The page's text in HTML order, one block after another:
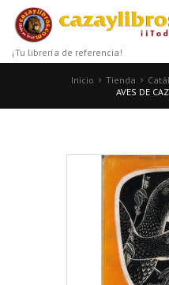
¡Tu librería de referencia!
Inicio Tienda
AVES DE